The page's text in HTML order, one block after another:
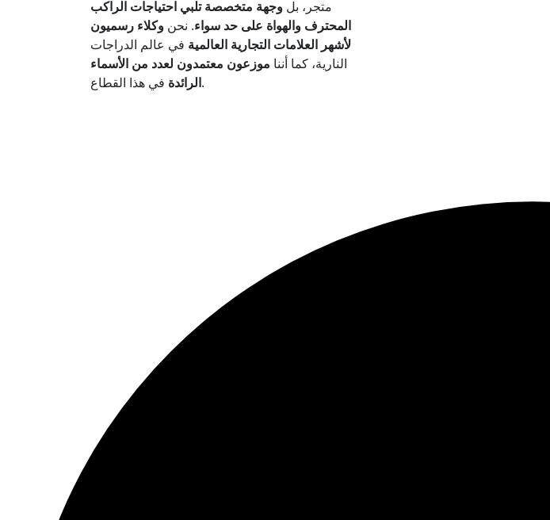
متجر، بل وجهة متخصصة تلبي احتياجات الراكب
المحترف والهواة على حد سواء. نحن وكلاء رسميون
لأشهر العلامات التجارية العالمية في عالم الدراجات
النارية، كما أننا موزعون معتمدون لعدد من الأسماء
الرائدةفي هذا القطاع.